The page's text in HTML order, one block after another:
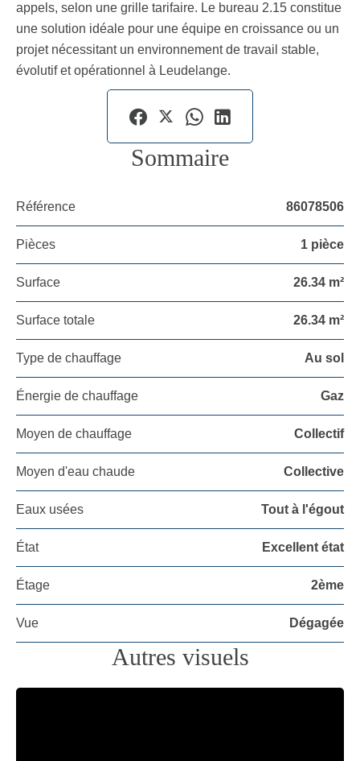
appels, selon une grille tarifaire. Le bureau 2.15 constitue
une solution idéale pour une équipe en croissance ou un
projet nécessitant un environnement de travail stable,
évolutif et opérationnel à Leudelange.
Sommaire
Référence 86078506
Pièces 1 pièce
Surface 26.34 m²
Surface totale 26.34 m²
Type de chauffage Au sol
Énergie de chauffage Gaz
Moyen de chauffage Collectif
Moyen d'eau chaude Collective
Eaux usées Tout à l'égout
État Excellent état
Étage 2ème
Vue Dégagée
Autres visuels